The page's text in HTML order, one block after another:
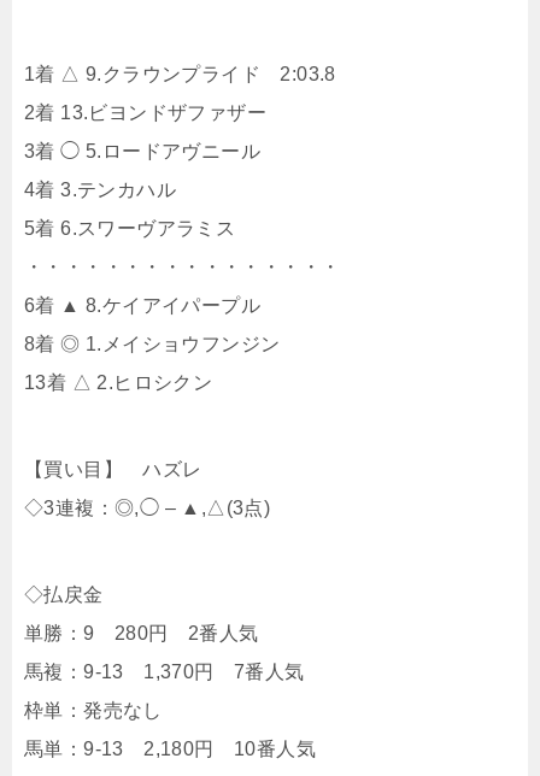
1着 △ 9.クラウンプライド 2:03.8
2着 13.ビヨンドザファザー
3着 ◯ 5.ロードアヴニール
4着 3.テンカハル
5着 6.スワーヴアラミス
・・・・・・・・・・・・・・・・
6着 ▲ 8.ケイアイパープル
8着 ◎ 1.メイショウフンジン
13着 △ 2.ヒロシクン
【買い目】 ハズレ
◇3連複：◎,◯ – ▲,△(3点)
◇払戻金
単勝：9 280円 2番人気
馬複：9-13 1,370円 7番人気
枠単：発売なし
馬単：9-13 2,180円 10番人気